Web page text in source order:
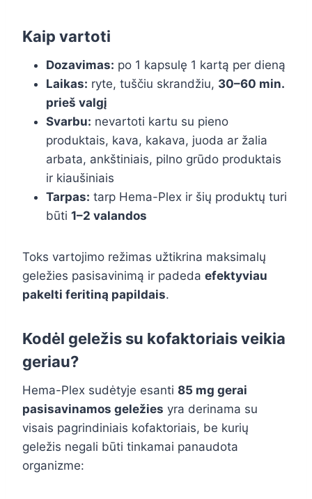
Kaip vartoti
Dozavimas: po 1 kapsulę 1 kartą per dieną
Laikas: ryte, tuščiu skrandžiu, 30–60 min.
prieš valgį
Svarbu: nevartoti kartu su pieno
produktais, kava, kakava, juoda ar žalia
arbata, ankštiniais, pilno grūdo produktais
ir kiaušiniais
Tarpas: tarp Hema-Plex ir šių produktų turi
būti 1–2 valandos
Toks vartojimo režimas užtikrina maksimalų
geležies pasisavinimą ir padeda efektyviau
pakelti feritiną papildais.
Kodėl geležis su kofaktoriais veikia
geriau?
Hema-Plex sudėtyje esanti 85 mg gerai
pasisavinamos geležies yra derinama su
visais pagrindiniais kofaktoriais, be kurių
geležis negali būti tinkamai panaudota
organizme: